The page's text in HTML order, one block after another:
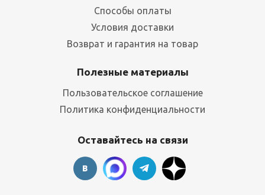
Способы оплаты
Условия доставки
Возврат и гарантия на товар
Полезные материалы
Пользовательское соглашение
Политика конфиденциальности
Оставайтесь на связи